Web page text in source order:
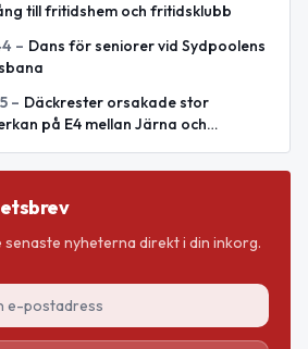
till fritidshem och fritidsklubb
– Dans för seniorer vid Sydpoolens
– Däckrester orsakade stor
på E4 mellan Järna och
senaste nyheterna direkt i din inkorg.